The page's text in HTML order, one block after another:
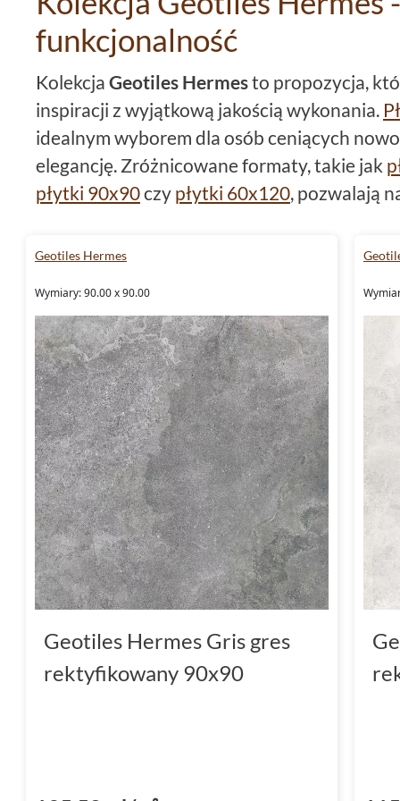
funkcjonalność
Kolekcja Geotiles Hermesto propozycja,
inspiracji z wyjątkową jakością wykonania.
idealnym wyborem dla osób ceniących
elegancję. Zróżnicowane formaty, takie jak
płytki 90x90czy płytki 60x120, pozwalają
odnajdują się zarówno w przestrzeniach
Kolekcja płytek podłogowych
Geotiles
kolorystyką. W ofercie dominują odcienie
i beżowego. Takie barwy to świetne
harmonii i spokoju w swoich wnętrzach. Ich
kamieniem podkreśla naturalne piękno,
Funkcjonalność i trwałość
Płytki z kolekcji Geotiles Hermes to nie
wyjątkowe właściwości techniczne. Dzięki
niezwykle trwałe i odporne na codzienne
atutem jest ich mrozoodporność, co
zarówno wewnątrz, jak ina zewnątrz
z minimalną fugą, co daje efekt gładkiej i
Geotiles Hermes
Wymiary: 90.00 x 90.00
Geotiles Hermes Gris gres
rektyfikowany 90x90